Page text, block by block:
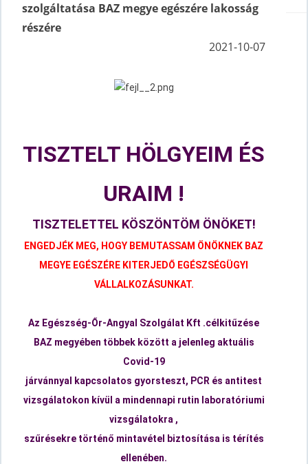
szolgáltatása BAZ megye egészére lakosság
részére
2021-10-07
TISZTELT HÖLGYEIM ÉS
URAIM !
TISZTELETTEL KÖSZÖNTÖM ÖNÖKET!
ENGEDJÉK MEG, HOGY BEMUTASSAM ÖNÖKNEK BAZ
MEGYE EGÉSZÉRE KITERJEDŐ EGÉSZSÉGÜGYI
VÁLLALKOZÁSUNKAT.
Az Egészség-Őr-Angyal Szolgálat Kft .célkitűzése
BAZ megyében többek között a jelenleg aktuális
Covid-19
járvánnyal kapcsolatos gyorsteszt, PCR és antitest
vizsgálatokon kívül a mindennapi rutin laboratóriumi
vizsgálatokra ,
szűrésekre történő mintavétel biztosítása is térítés
ellenében.